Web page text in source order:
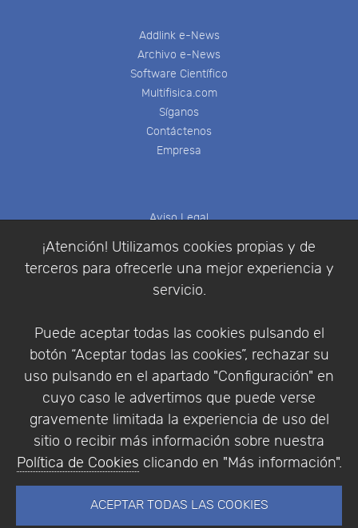
¡Atención! Utilizamos cookies propias y de
terceros para ofrecerle una mejor experiencia y
servicio.
Puede aceptar todas las cookies pulsando el
botón “Aceptar todas las cookies”, rechazar su
uso pulsando en el apartado "Configuración" en
cuyo caso le advertimos que puede verse
gravemente limitada la experiencia de uso del
sitio o recibir más información sobre nuestra
Política de Cookies clicando en "Más información".
ACEPTAR TODAS LAS COOKIES
Addlink e-News
Archivo e-News
Software Científico
Multifisica.com
Síganos
Contáctenos
Empresa
Aviso Legal
Política de Privacidad
Condiciones de compra
Identificarse
Empresa|Aviso Legal| Política de Privacidad |
Política de Cookies
© Copyright 1994 - 2026. Addlink Software
Científico, S.L.
Portugal.